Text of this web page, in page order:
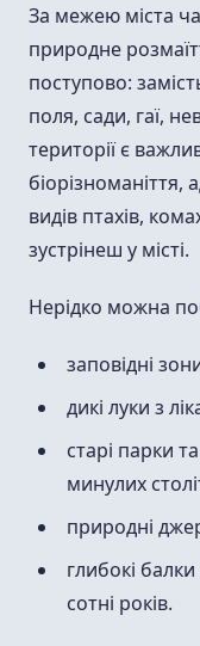
За межею міста
природне
поступово:
поля, сади, гаї,
території є
біорізноманіття,
видів птахів,
зустрінеш у місті.
Нерідко можна
заповідні
дикі луки з
старі парки
минулих
природні
глибокі
сотні років.